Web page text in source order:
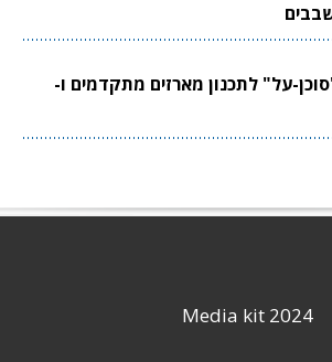
על" לתכנון מארזים מתקדמים ו-
Media kit 2024